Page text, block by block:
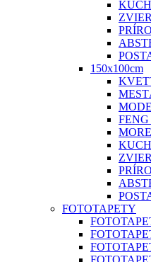
150x100cm
MORE
FOTOTAPETY